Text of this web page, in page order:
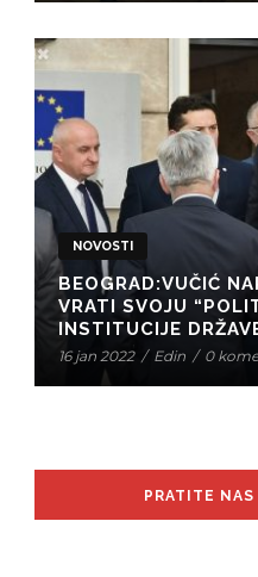
NOVOSTI
BEOGRAD:VUČIĆ
VRATI SVOJU
INSTITUCIJE
16 jan 2022 / Edin / 0
PRATITE